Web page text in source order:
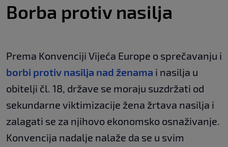
Borba protiv nasilja
Prema Konvenciji Vijeća Europe o sprečavanju i
borbi protiv nasilja nad ženama i nasilja u
obitelji čl. 18, države se moraju suzdržati od
sekundarne viktimizacije žena žrtava nasilja i
zalagati se za njihovo ekonomsko osnaživanje.
Konvencija nadalje nalaže da se u svim